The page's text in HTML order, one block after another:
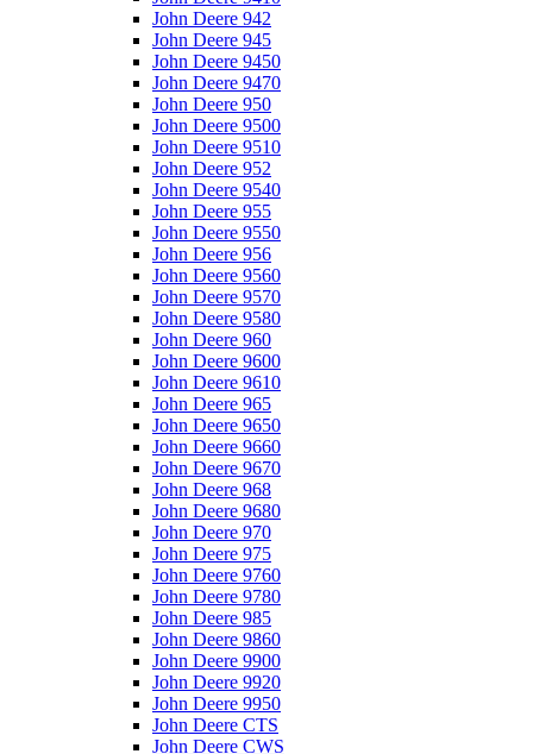
John Deere 942
John Deere 945
John Deere 9450
John Deere 9470
John Deere 950
John Deere 9500
John Deere 9510
John Deere 952
John Deere 9540
John Deere 955
John Deere 9550
John Deere 956
John Deere 9560
John Deere 9570
John Deere 9580
John Deere 960
John Deere 9600
John Deere 9610
John Deere 965
John Deere 9650
John Deere 9660
John Deere 9670
John Deere 968
John Deere 9680
John Deere 970
John Deere 975
John Deere 9760
John Deere 9780
John Deere 985
John Deere 9860
John Deere 9900
John Deere 9920
John Deere 9950
John Deere CTS
John Deere CWS